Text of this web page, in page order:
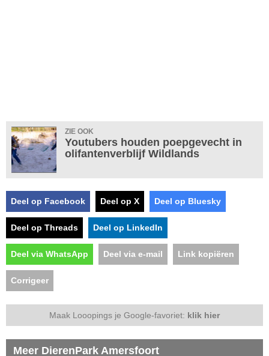
ZIE OOK
Youtubers houden poepgevecht in
olifantenverblijf Wildlands
Deel op Facebook Deel op X Deel op Bluesky
Deel op Threads Deel op LinkedIn
Deel via WhatsApp Deel via e-mail Link kopiëren
Corrigeer
Maak Looopings je Google-favoriet: klik hier
Meer DierenPark Amersfoort